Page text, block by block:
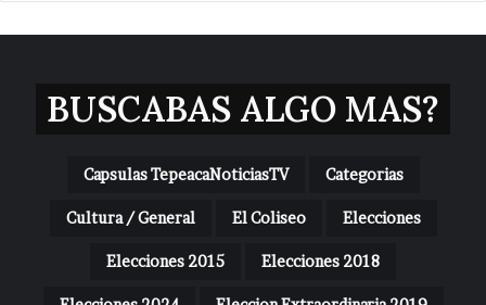
BUSCABAS ALGO MAS?
Capsulas TepeacaNoticiasTV Categorias
Cultura / General El Coliseo Elecciones
Elecciones 2015 Elecciones 2018